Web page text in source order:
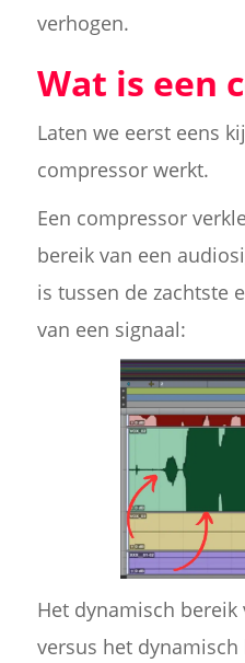
verhogen.
Wat is een
Laten we eerst eens
compressor werkt.
Een compressor
bereik van een
is tussen de zachtste
van een signaal:
Het dynamisch
versus het